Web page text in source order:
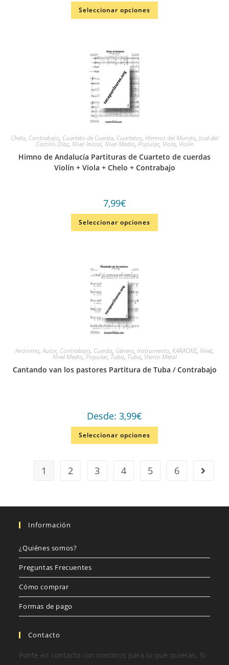
Seleccionar opciones
Chelo, Contrabajo, Cuarteto de Cuerda, Cuartetos, Himnos del Mundo, José del
Castillo Díaz, Nivel Inicial, Nivel Medio, Popular, Viola, Violín
Himno de Andalucía Partituras de Cuarteto de cuerdas
Violín + Viola + Chelo + Contrabajo
7,99€
Seleccionar opciones
Anónimo,Autor, Contrabajo, Cuerda, Género, Instrumento, KARAOKE, Nivel,
Nivel Medio,Popular, Tuba, Tuba, Viento Metal
Cantando van los pastores Partitura de Tuba / Contrabajo
Desde: 3,99€
Seleccionar opciones
1 2 3 4 5 6
Información
¿Quiénes somos?
Preguntas Frecuentes
Cómo comprar
Formas de pago
Contacto
Ponte en contacto con nosotros para lo que quieras. Si